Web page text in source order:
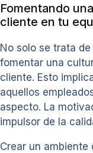
Fomentando
cliente en tu
No solo se trata
fomentar una
cliente. Esto
aquellos
aspecto. La
impulsor de la
Crear un